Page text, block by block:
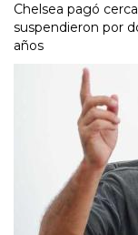
Chelsea pagó
suspendieron por
años